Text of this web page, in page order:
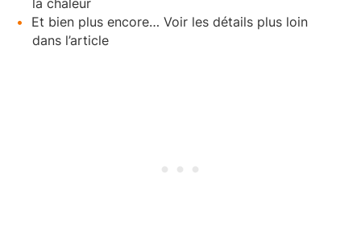
Et bien plus encore… Voir les détails plus loin
dans l’article